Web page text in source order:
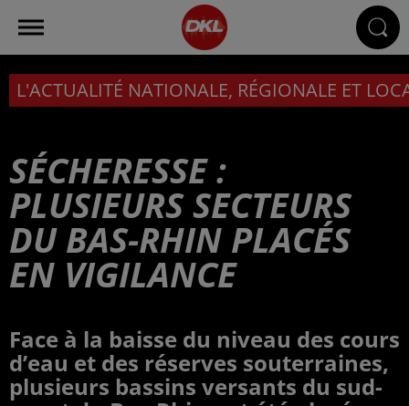
L'ACTUALITÉ NATIONALE, RÉGIONALE ET
SÉCHERESSE :
PLUSIEURS SECTEURS
DU BAS-RHIN PLACÉS
EN VIGILANCE
Face à la baisse du niveau des cours
d’eau et des réserves souterraines,
plusieurs bassins versants du sud-